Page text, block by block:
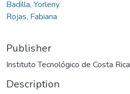
Badilla, Yorleny
Rojas, Fabiana
Publisher
Instituto Tecnológico de Costa Rica
Description